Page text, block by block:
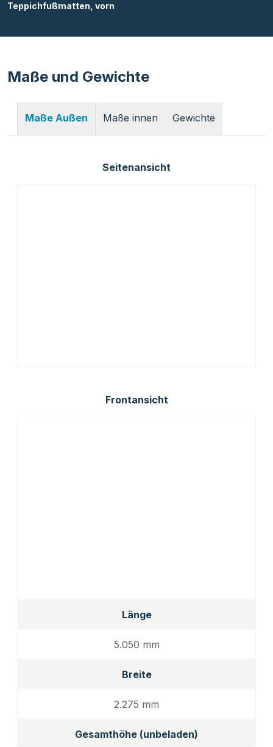
Teppichfußmatten, vorn
Maße und Gewichte
Maße Außen Maße innen Gewichte
Seitenansicht
Frontansicht
Länge
5.050 mm
Breite
2.275 mm
Gesamthöhe (unbeladen)